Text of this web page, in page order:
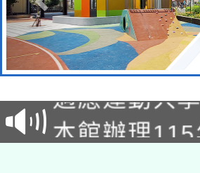
本校115學
招)
本館辦理